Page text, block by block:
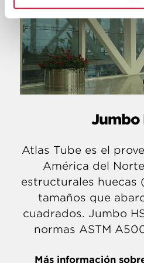
Jumbo
Atlas Tube es el
América del
estructurales huecas
tamaños que
cuadrados. Jumbo
normas ASTM
Más información